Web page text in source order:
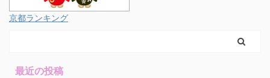
京都ランキング
最近の投稿